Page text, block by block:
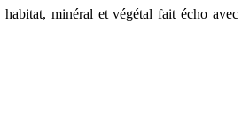
minéral et végétal fait écho avec